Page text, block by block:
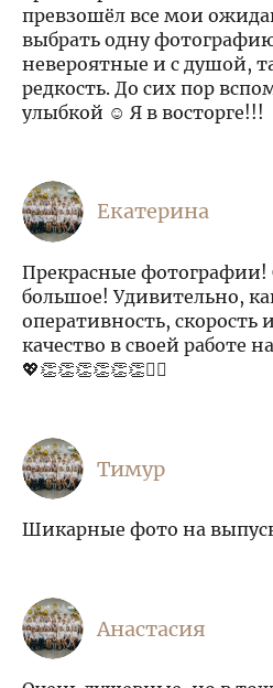
превзошёл все мои
выбрать одну
невероятные и с душой,
редкость. До сих пор
улыбкой ☺ Я в восторге!!!
Екатерина
Прекрасные фотографии!
большое! Удивительно,
оперативность, скорость
качество в своей работе
💖👏👏👏👏👏👏❤️‍🔥
Тимур
Шикарные фото на
Анастасия